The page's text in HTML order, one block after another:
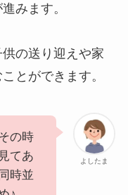
みます。
の送り迎えや家
とができます。
よしたま
の時
てあ
時並